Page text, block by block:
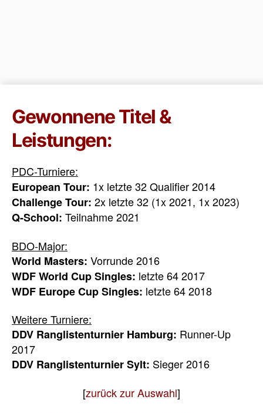
Gewonnene Titel &
Leistungen:
PDC-Turniere:
European Tour: 1x letzte 32 Qualifier 2014
Challenge Tour: 2x letzte 32 (1x 2021, 1x 2023)
Q-School: Teilnahme 2021
BDO-Major:
World Masters: Vorrunde 2016
WDF World Cup Singles: letzte 64 2017
WDF Europe Cup Singles: letzte 64 2018
Weitere Turniere:
DDV Ranglistenturnier Hamburg: Runner-Up
2017
DDV Ranglistenturnier Sylt: Sieger 2016
[zurück zur Auswahl]